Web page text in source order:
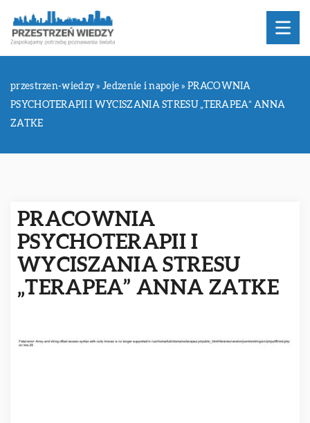
przestrzen-wiedzy »Jedzenie i napoje »PRACOWNIA
PSYCHOTERAPII I WYCISZANIA STRESU „TERAPEA” ANNA
ZATKE
PRACOWNIA
PSYCHOTERAPII I
WYCISZANIA STRESU
„TERAPEA” ANNA ZATKE